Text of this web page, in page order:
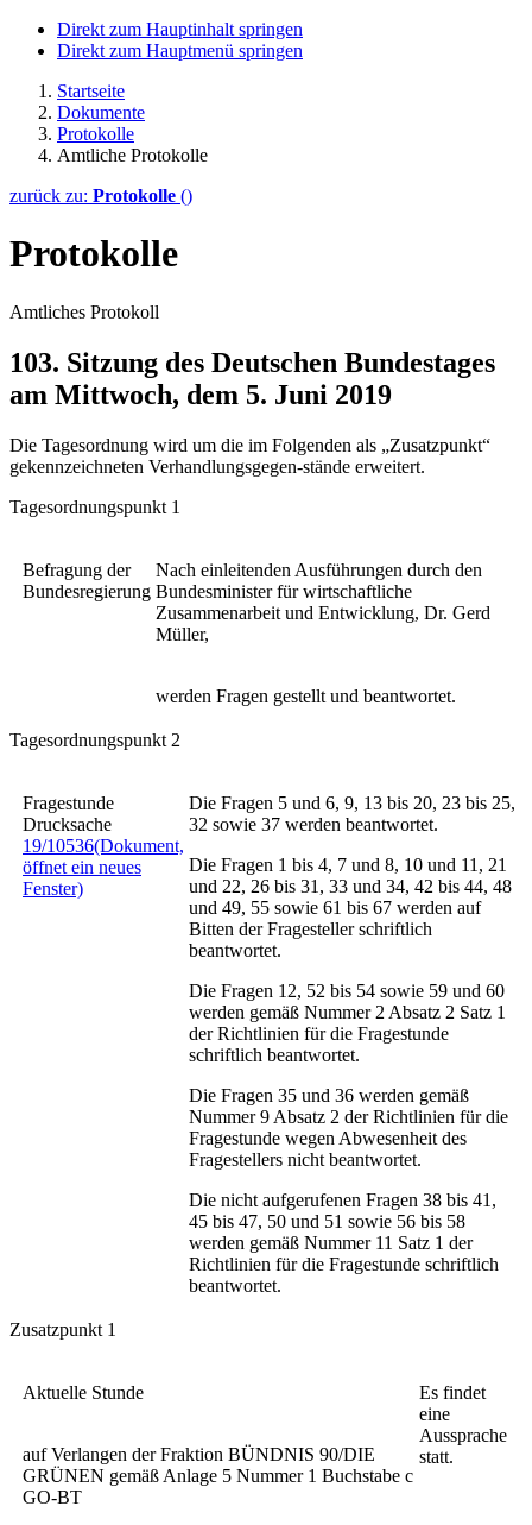
Direkt zum Hauptinhalt springen
Direkt zum Hauptmenü springen
Startseite
Dokumente
Protokolle
Amtliche Protokolle
zurück zu: Protokolle ()
Protokolle
Amtliches Protokoll
103. Sitzung des Deutschen Bundestages
am Mittwoch, dem 5. Juni 2019
Die Tagesordnung wird um die im Folgenden als „Zusatzpunkt“
gekennzeichneten Verhandlungsgegen-stände erweitert.
Tagesordnungspunkt 1
Befragung der
Bundesregierung
Nach einleitenden Ausführungen durch den
Bundesminister für wirtschaftliche
Zusammenarbeit und Entwicklung, Dr. Gerd
Müller,
werden Fragen gestellt und beantwortet.
Tagesordnungspunkt 2
Fragestunde
Drucksache
19/10536(Dokument,
öffnet ein neues
Fenster)
Die Fragen 5 und 6, 9, 13 bis 20, 23 bis 25,
32 sowie 37 werden beantwortet.
Die Fragen 1 bis 4, 7 und 8, 10 und 11, 21
und 22, 26 bis 31, 33 und 34, 42 bis 44, 48
und 49, 55 sowie 61 bis 67 werden auf
Bitten der Fragesteller schriftlich
beantwortet.
Die Fragen 12, 52 bis 54 sowie 59 und 60
werden gemäß Nummer 2 Absatz 2 Satz 1
der Richtlinien für die Fragestunde
schriftlich beantwortet.
Die Fragen 35 und 36 werden gemäß
Nummer 9 Absatz 2 der Richtlinien für die
Fragestunde wegen Abwesenheit des
Fragestellers nicht beantwortet.
Die nicht aufgerufenen Fragen 38 bis 41,
45 bis 47, 50 und 51 sowie 56 bis 58
werden gemäß Nummer 11 Satz 1 der
Richtlinien für die Fragestunde schriftlich
beantwortet.
Zusatzpunkt 1
Aktuelle Stunde
auf Verlangen der Fraktion BÜNDNIS 90/DIE
GRÜNEN gemäß Anlage 5 Nummer 1 Buchstabe c
GO-BT
Es findet
eine
Aussprache
statt.